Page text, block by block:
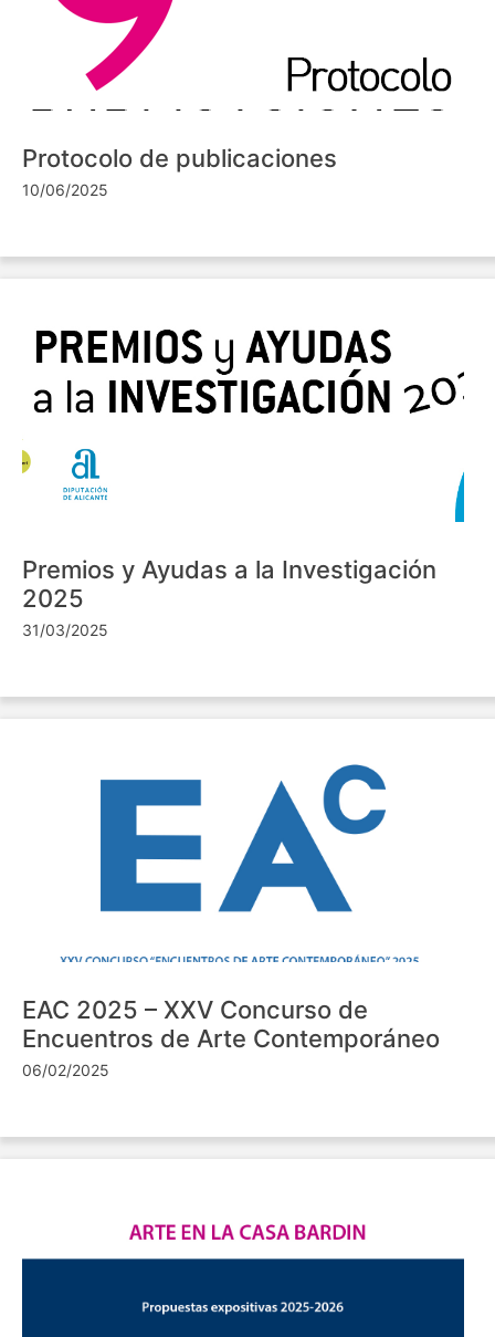
Protocolo de publicaciones
10/06/2025
Premios y Ayudas a la Investigación
2025
31/03/2025
EAC 2025 – XXV Concurso de
Encuentros de Arte Contemporáneo
06/02/2025